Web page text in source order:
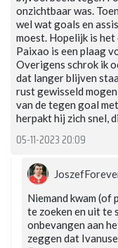
onzichtbaar was.
wel wat goals en
moest. Hopelijk is
Paixao is een plaag
Overigens schrok ik
dat langer blijven
rust gewisseld
van de tegen goal
herpakt hij zich snel,
05-11-2023 20:09
Niemand kwam (of
te zoeken en uit te
onbevangen aan
zeggen dat